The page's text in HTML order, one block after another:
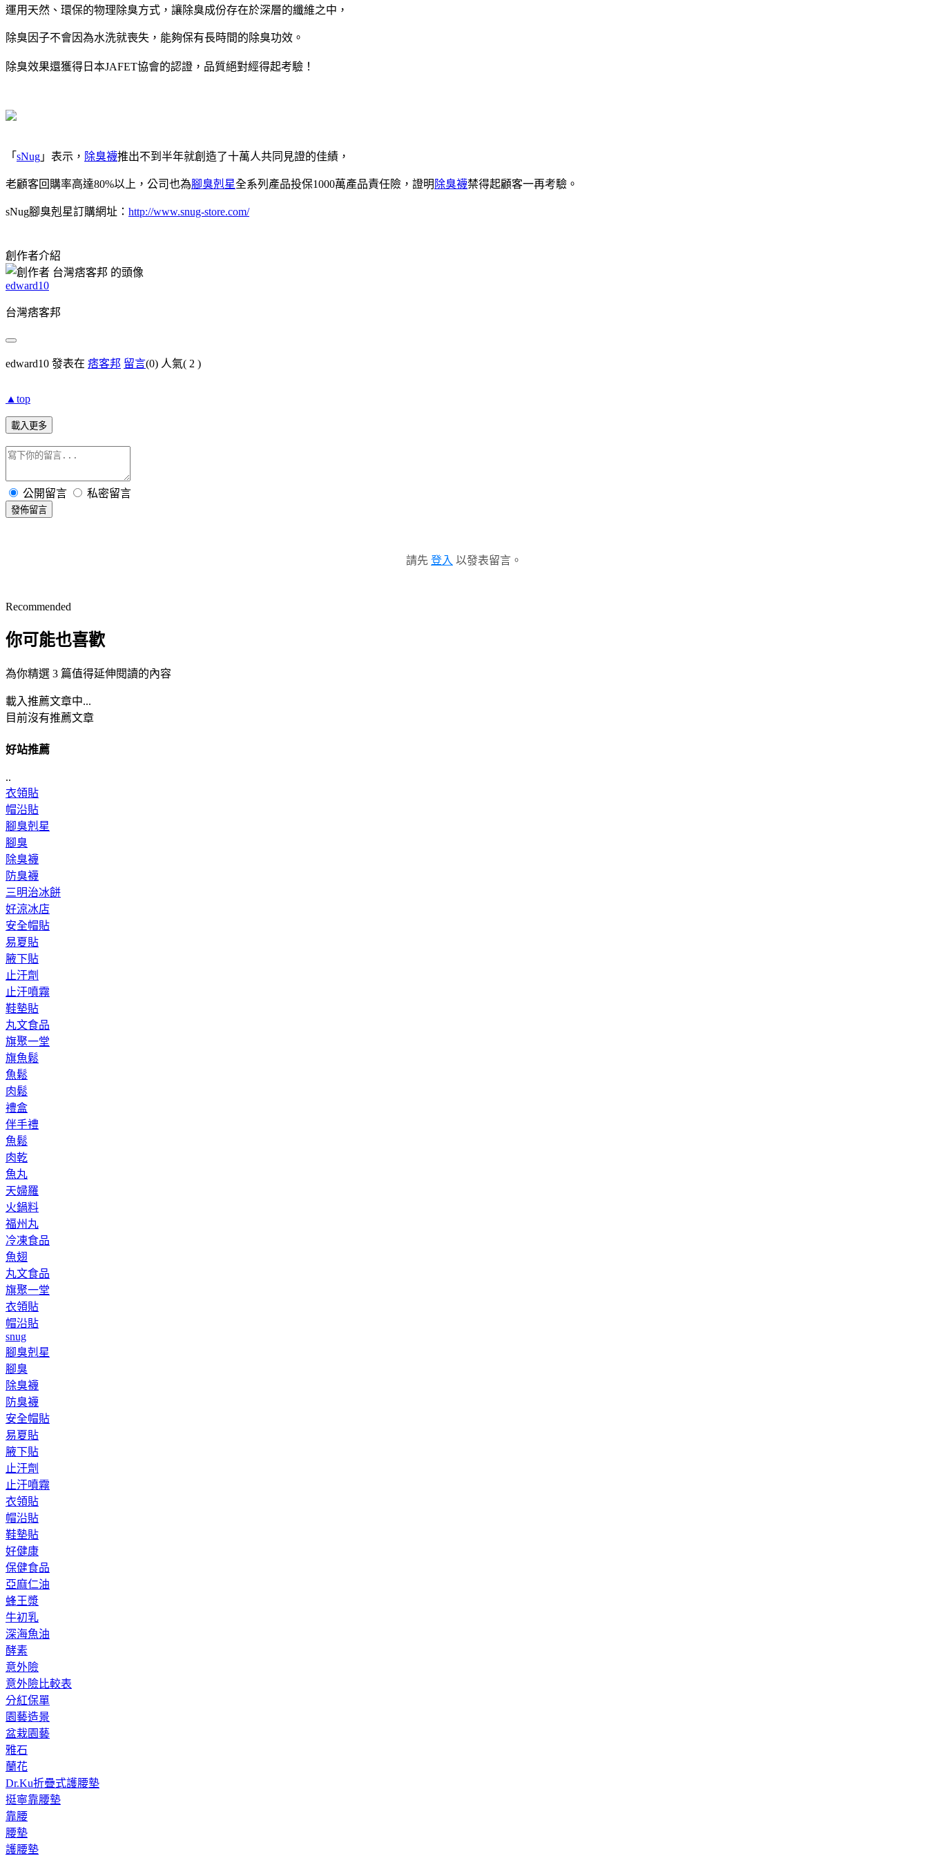
運用天然、環保的物理除臭方式，讓除臭成份存在於深層的纖維之中，
除臭因子不會因為水洗就喪失，能夠保有長時間的除臭功效。
除臭效果還獲得日本JAFET協會的認證，品質絕對經得起考驗！
「 sNug 」表示， 除臭襪推出不到半年就創造了十萬人共同見證的佳績，
老顧客回購率高達80%以上，公司也為腳臭剋星全系列產品投保1000萬產品責任險，證明 除臭襪禁得起顧客一再考驗。
sNug腳臭剋星訂購網址： http://www.snug-store.com/
創作者介紹
edward10
台灣痞客邦
edward10 發表在 痞客邦 留言(0) 人氣( 2 )
▲top
載入更多
公開留言 私密留言
發佈留言
請先 登入 以發表留言。
Recommended
你可能也喜歡
為你精選 3 篇值得延伸閱讀的內容
載入推薦文章中...
目前沒有推薦文章
好站推薦
..
衣領貼
帽沿貼
腳臭剋星
腳臭
除臭襪
防臭襪
三明治冰餅
好涼冰店
安全帽貼
易夏貼
腋下貼
止汗劑
止汗噴霧
鞋墊貼
丸文食品
旗聚一堂
旗魚鬆
魚鬆
肉鬆
禮盒
伴手禮
魚鬆
肉乾
魚丸
天婦羅
火鍋料
福州丸
冷凍食品
魚翅
丸文食品
旗聚一堂
衣領貼
帽沿貼
snug
腳臭剋星
腳臭
除臭襪
防臭襪
安全帽貼
易夏貼
腋下貼
止汗劑
止汗噴霧
衣領貼
帽沿貼
鞋墊貼
好健康
保健食品
亞麻仁油
蜂王漿
牛初乳
深海魚油
酵素
意外險
意外險比較表
分紅保單
園藝造景
盆栽園藝
雅石
蘭花
Dr.Ku折疊式護腰墊
挺寧靠腰墊
靠腰
腰墊
護腰墊